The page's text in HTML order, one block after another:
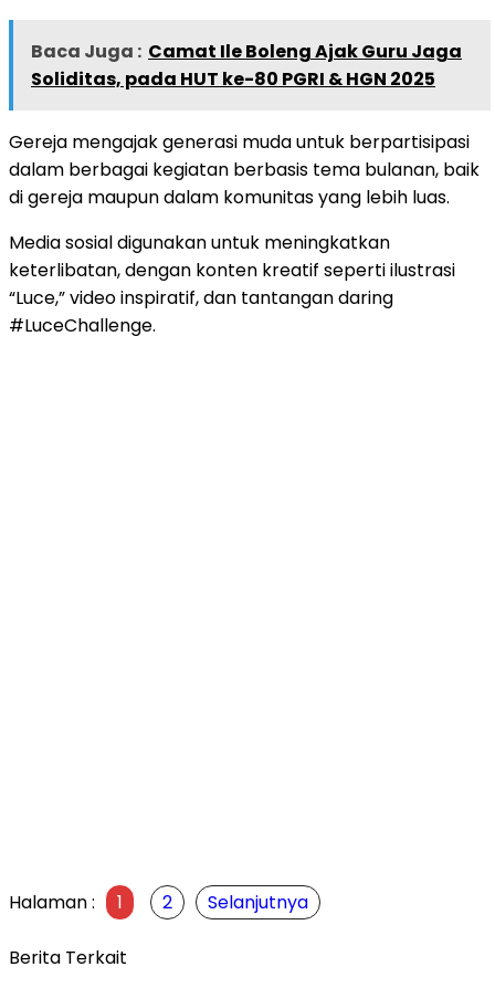
Baca Juga : Camat Ile Boleng Ajak Guru Jaga
Soliditas, pada HUT ke-80 PGRI & HGN 2025
Gereja mengajak generasi muda untuk berpartisipasi
dalam berbagai kegiatan berbasis tema bulanan, baik
di gereja maupun dalam komunitas yang lebih luas.
Media sosial digunakan untuk meningkatkan
keterlibatan, dengan konten kreatif seperti ilustrasi
“Luce,” video inspiratif, dan tantangan daring
#LuceChallenge.
Halaman : 1 2 Selanjutnya
Berita Terkait